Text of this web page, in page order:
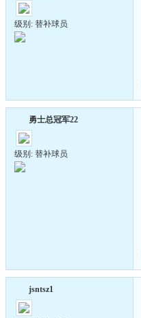
级别: 替补球员
勇士总冠军22
级别: 替补球员
jsntsz1